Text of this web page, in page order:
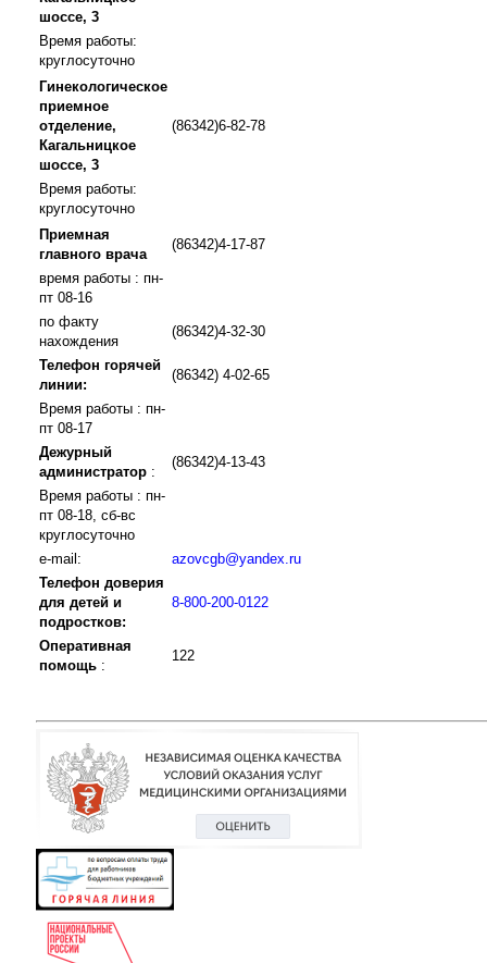
шоссе, 3
Время работы:
круглосуточно
Гинекологическое
приемное
отделение,
Кагальницкое
шоссе, 3
(86342)6-82-78
Время работы:
круглосуточно
Приемная
главного врача
(86342)4-17-87
время работы : пн-
пт 08-16
по факту
нахождения
(86342)4-32-30
Телефон горячей
линии:
(86342) 4-02-65
Время работы : пн-
пт 08-17
Дежурный
администратор :
(86342)4-13-43
Время работы : пн-
пт 08-18, сб-вс
круглосуточно
e-mail:
azovcgb@yandex.ru
Телефон доверия
для детей и
подростков:
8-800-200-0122
Оперативная
помощь :
122